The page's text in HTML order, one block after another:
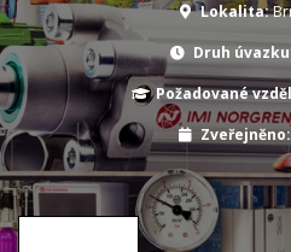
Lokalita:
Druh
Požadované
Zveřejněno: